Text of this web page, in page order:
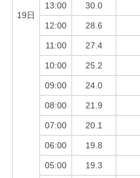
19日
13:00 30.0
12:00 28.6
11:00 27.4
10:00 25.2
09:00 24.0
08:00 21.9
07:00 20.1
06:00 19.8
05:00 19.3